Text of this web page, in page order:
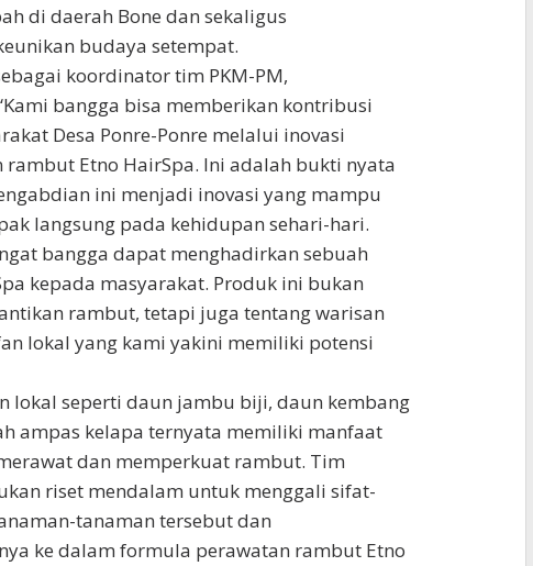
di daerah Bone dan sekaligus
budaya setempat.
koordinator tim PKM-PM,
bangga bisa memberikan kontribusi
Desa Ponre-Ponre melalui inovasi
Etno HairSpa. Ini adalah bukti nyata
ini menjadi inovasi yang mampu
langsung pada kehidupan sehari-hari.
bangga dapat menghadirkan sebuah
kepada masyarakat. Produk ini bukan
rambut, tetapi juga tentang warisan
lokal yang kami yakini memiliki potensi
lokal seperti daun jambu biji, daun kembang
ampas kelapa ternyata memiliki manfaat
dan memperkuat rambut. Tim
riset mendalam untuk menggali sifat-
tanaman tersebut dan
ke dalam formula perawatan rambut Etno